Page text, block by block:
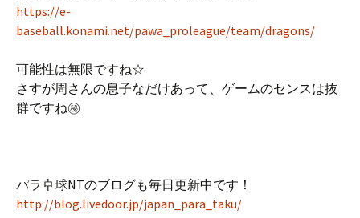
https://e-
baseball.konami.net/pawa_proleague/team/dragons/
可能性は無限ですね☆
さすが周さんの息子なだけあって、ゲームのセンスは抜
群ですね㊙︎
パラ卓球NTのブログも毎日更新中です！
http://blog.livedoor.jp/japan_para_taku/